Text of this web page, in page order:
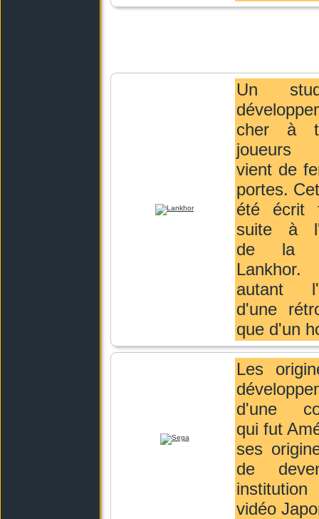
Un
cher à
joueurs
vient de
portes.
été écrit
suite à
de la
autant
d'une
que d'un
Les
d'une
qui fut
ses
de
vidéo